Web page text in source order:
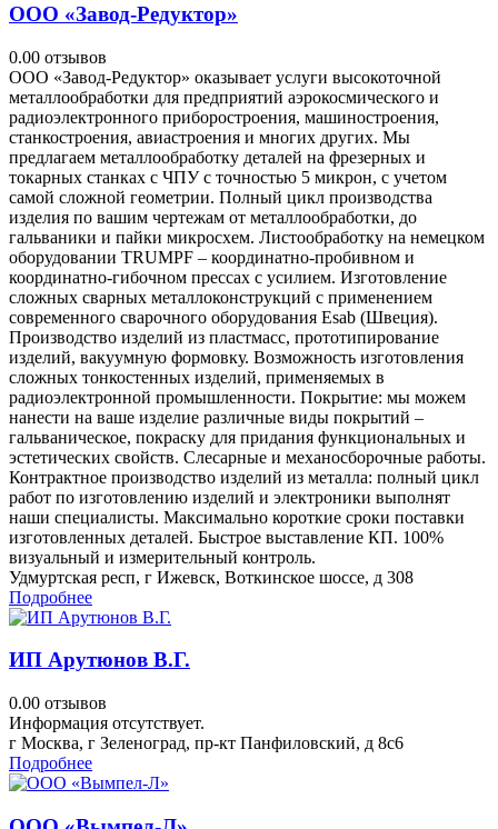
ООО «Завод-Редуктор»
0.00 отзывов
ООО «Завод-Редуктор» оказывает услуги высокоточной
металлообработки для предприятий аэрокосмического и
радиоэлектронного приборостроения, машиностроения,
станкостроения, авиастроения и многих других. Мы
предлагаем металлообработку деталей на фрезерных и
токарных станках с ЧПУ с точностью 5 микрон, с учетом
самой сложной геометрии. Полный цикл производства
изделия по вашим чертежам от металлообработки, до
гальваники и пайки микросхем. Листообработку на немецком
оборудовании TRUMPF – координатно-пробивном и
координатно-гибочном прессах с усилием. Изготовление
сложных сварных металлоконструкций с применением
современного сварочного оборудования Esab (Швеция).
Производство изделий из пластмасс, прототипирование
изделий, вакуумную формовку. Возможность изготовления
сложных тонкостенных изделий, применяемых в
радиоэлектронной промышленности. Покрытие: мы можем
нанести на ваше изделие различные виды покрытий –
гальваническое, покраску для придания функциональных и
эстетических свойств. Слесарные и механосборочные работы.
Контрактное производство изделий из металла: полный цикл
работ по изготовлению изделий и электроники выполнят
наши специалисты. Максимально короткие сроки поставки
изготовленных деталей. Быстрое выставление КП. 100%
визуальный и измерительный контроль.
Удмуртская респ, г Ижевск, Воткинское шоссе, д 308
Подробнее
ИП Арутюнов В.Г.
0.00 отзывов
Информация отсутствует.
г Москва, г Зеленоград, пр-кт Панфиловский, д 8с6
Подробнее